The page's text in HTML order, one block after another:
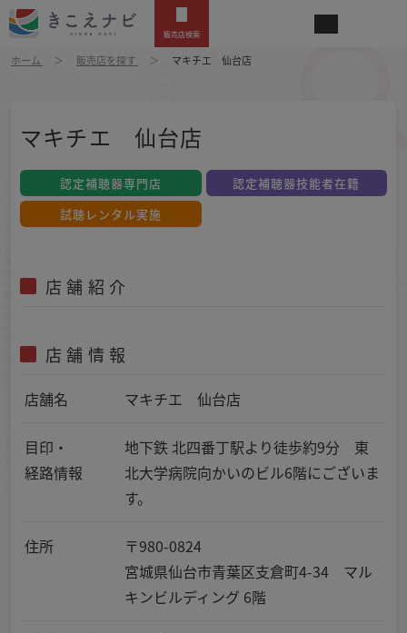
販売店検索
ホーム 販売店を探す マキチエ 仙台店
マキチエ 仙台店
認定補聴器専門店
認定補聴器技能者在籍
試聴レンタル実施
店舗紹介
店舗情報
店舗名 マキチエ 仙台店
目印・
経路情報
地下鉄 北四番丁駅より徒歩約9分 東
北大学病院向かいのビル6階にございま
す。
住所
〒980-0824
宮城県仙台市青葉区支倉町4-34 マル
キンビルディング 6階